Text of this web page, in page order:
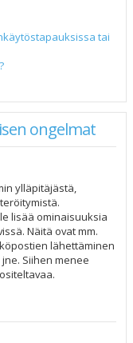
tai
ongelmat
ylläpitäjästä,
lisää ominaisuuksia
Näitä ovat mm.
lähettäminen
Siihen menee